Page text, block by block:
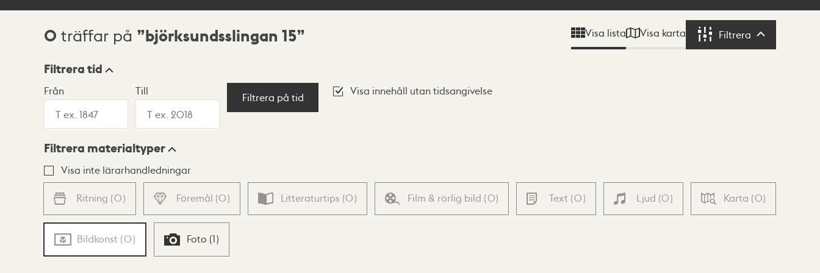
Sökresultat
0 träffar på björksundsslingan 15 Visa lista Visa karta Filtrera Filtrera
Visningsläge
Lista Karta
Filtrera tid
Från Till
Filtrera på tid
Visa innehåll utan tidsangivelse
Filtrera materialtyper
Visa inte lärarhandledningar
Ritning (0) Föremål (0) Litteraturtips (0) Film & rörlig bild (0) Text (0) Ljud (0) Karta (0)
Bildkonst (0) Foto (1)